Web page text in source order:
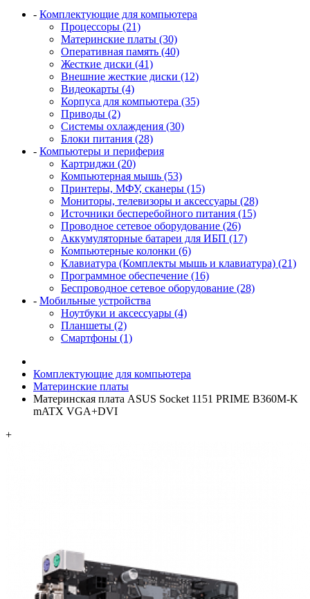
- Комплектующие для компьютера
Процессоры (21)
Материнские платы (30)
Оперативная память (40)
Жесткие диски (41)
Внешние жесткие диски (12)
Видеокарты (4)
Корпуса для компьютера (35)
Приводы (2)
Системы охлаждения (30)
Блоки питания (28)
- Компьютеры и периферия
Картриджи (20)
Компьютерная мышь (53)
Принтеры, МФУ, сканеры (15)
Мониторы, телевизоры и аксессуары (28)
Источники бесперебойного питания (15)
Проводное сетевое оборудование (26)
Аккумуляторные батареи для ИБП (17)
Компьютерные колонки (6)
Клавиатура (Комплекты мышь и клавиатура) (21)
Программное обеспечение (16)
Беспроводное сетевое оборудование (28)
- Мобильные устройства
Ноутбуки и аксессуары (4)
Планшеты (2)
Смартфоны (1)
Комплектующие для компьютера
Материнские платы
Материнская плата ASUS Socket 1151 PRIME B360M-K
mATX VGA+DVI
+